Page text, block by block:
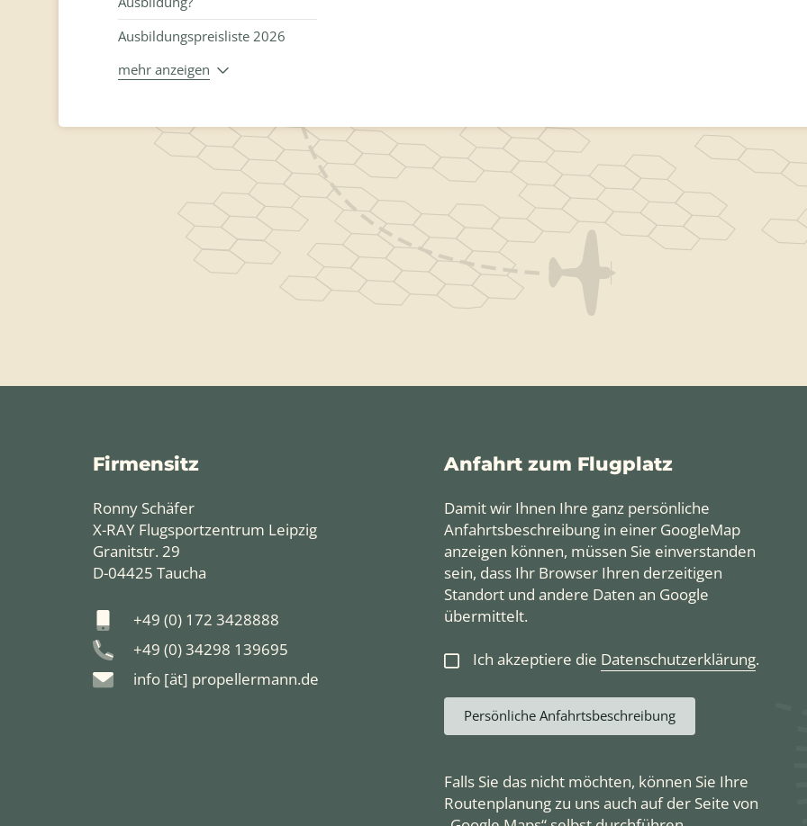
Ausbildungspreisliste 2026
mehr anzeigen
Firmensitz
Ronny Schäfer
X-RAY Flugsportzentrum Leipzig
Granitstr. 29
D-04425 Taucha
+49 (0) 172 3428888
+49 (0) 34298 139695
info [ät] propellermann.de
Anfahrt zum Flugplatz
Damit wir Ihnen Ihre ganz persönliche
Anfahrtsbeschreibung in einer GoogleMap
anzeigen können, müssen Sie einverstanden
sein, dass Ihr Browser Ihren derzeitigen
Standort und andere Daten an Google
übermittelt.
Ich akzeptiere die Datenschutzerklärung.
Persönliche Anfahrtsbeschreibung
Falls Sie das nicht möchten, können Sie Ihre
Routenplanung zu uns auch auf der Seite von